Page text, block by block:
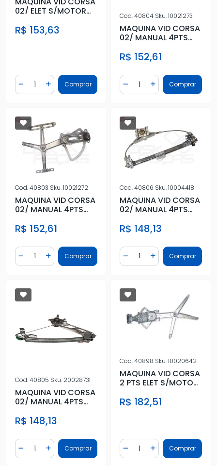
02/ ELET S/MOTOR
R$ 153,63
Diminuir Quantidade
Quantidade
Adicionar Quantidade
Comprar
Cod.40804 Sku.10021273
MAQUINA VID CORSA
02/ MANUAL 4PTS
R$ 152,61
Diminuir Quantidade
Quantidade
AdicionarComprar
Cod.40803 Sku.10021272
MAQUINA VID CORSA
02/ MANUAL 4PTS
R$ 152,61
Diminuir Quantidade
Quantidade
Adicionar Quantidade
Comprar
Cod.40806 Sku.10004418
MAQUINA VID CORSA
02/ MANUAL 4PTS
R$ 148,13
Diminuir Quantidade
Quantidade
AdicionarComprar
Cod.40805 Sku. 20028731
MAQUINA VID CORSA
02/ MANUAL 4PTS
R$ 148,13
Diminuir Quantidade
Quantidade
Adicionar Quantidade
Comprar
Cod.40898 Sku.10020642
MAQUINA VID CORSA
2 PTS ELET S/MOTOR
R$ 182,51
Diminuir Quantidade
Quantidade
AdicionarComprar